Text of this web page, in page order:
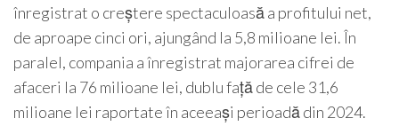
înregistrat o creștere spectaculoasă a profitului net,
de aproape cinci ori, ajungând la 5,8 milioane lei. În
paralel, compania a înregistrat majorarea cifrei de
afaceri la 76 milioane lei, dublu față de cele 31,6
milioane lei raportate în aceeași perioadă din 2024.